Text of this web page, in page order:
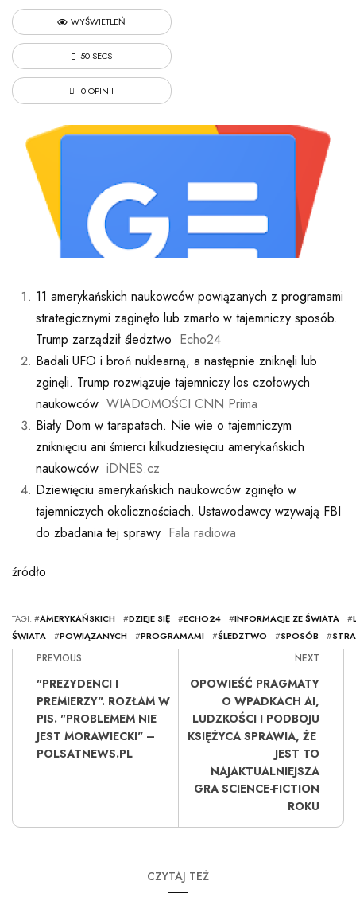
WYŚWIETLEŃ
50 SECS
0 OPINII
11 amerykańskich naukowców powiązanych z programami
strategicznymi zaginęło lub zmarło w tajemniczy sposób.
Trump zarządził śledztwo Echo24
Badali UFO i broń nuklearną, a następnie zniknęli lub
zginęli. Trump rozwiązuje tajemniczy los czołowych
naukowców WIADOMOŚCI CNN Prima
Biały Dom w tarapatach. Nie wie o tajemniczym
zniknięciu ani śmierci kilkudziesięciu amerykańskich
naukowców iDNES.cz
Dziewięciu amerykańskich naukowców zginęło w
tajemniczych okolicznościach. Ustawodawcy wzywają FBI
do zbadania tej sprawy Fala radiowa
źródło
TAGI: #AMERYKAŃSKICH #DZIEJE SIĘ #ECHO24 #INFORMACJE ZE ŚWIATA #
ŚWIATA
#POWIĄZANYCH #PROGRAMAMI #ŚLEDZTWO #SPOSÓB #
PREVIOUS
"PREZYDENCI I
PREMIERZY". ROZŁAM W
PIS. "PROBLEMEM NIE
JEST MORAWIECKI" –
POLSATNEWS.PL
NEXT
OPOWIEŚĆ PRAGMATY
O WPADKACH AI,
LUDZKOŚCI I PODBOJU
KSIĘŻYCA SPRAWIA, ŻE ​​
JEST TO
NAJAKTUALNIEJSZA
GRA SCIENCE-FICTION
ROKU
CZYTAJ TEŻ